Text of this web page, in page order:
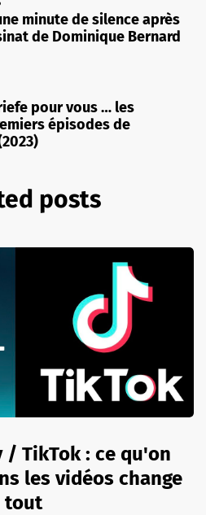
minute de silence après
de Dominique Bernard
pour vous … les
épisodes de
posts
/ TikTok : ce qu'on
les vidéos change
tout